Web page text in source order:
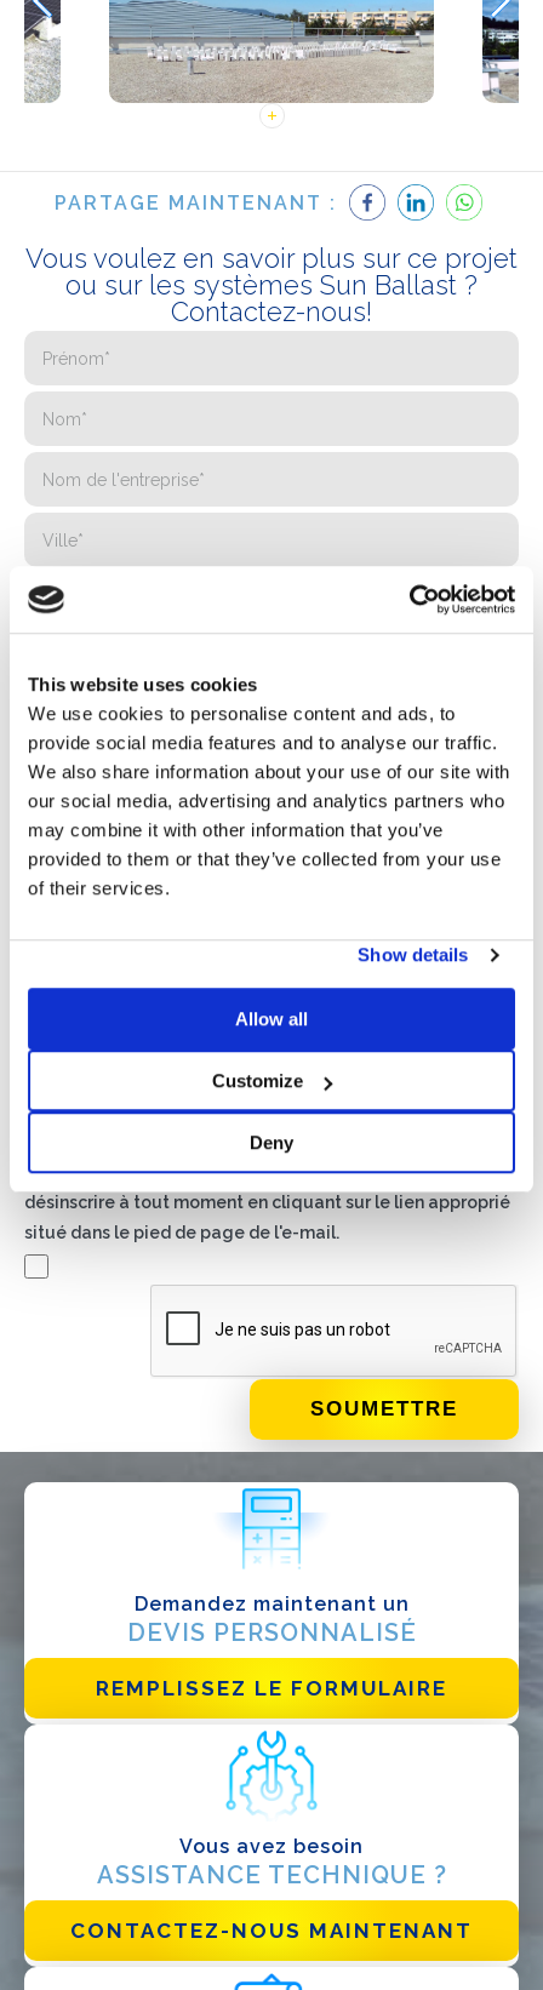
This website uses cookies
We use cookies to personalise content and ads, to
provide social media features and to analyse our traffic.
We also share information about your use of our site with
our social media, advertising and analytics partners who
may combine it with other information that you’ve
provided to them or that they’ve collected from your use
of their services.
Show details
Allow all
Customize
Deny
PARTAGE MAINTENANT :
Vous voulez en savoir plus sur ce projet
ou sur les systèmes Sun Ballast ?
Contactez-nous!
J'autorise le traitement de mes données conformément
politique de confidentialité
En cochant cette case, vous acceptez de recevoir du
matériel publicitaire sur les produits et services fournis par
Basic S.B.R.L. par le biais de newsletters. Vous pouvez vous
désinscrire à tout moment en cliquant sur le lien approprié
situé dans le pied de page de l'e-mail.
Demandez maintenant un
DEVIS PERSONNALISÉ
REMPLISSEZ LE FORMULAIRE
Vous avez besoin
ASSISTANCE TECHNIQUE ?
CONTACTEZ-NOUS MAINTENANT
Installateur
Designer
Distributeur
J'ai lu et j'accepte lapolitique de confidentialité*